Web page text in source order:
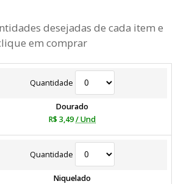
desejadas de cada item e
em comprar
Quantidade
Dourado
R$ 3,49/ Und
Quantidade
Niquelado